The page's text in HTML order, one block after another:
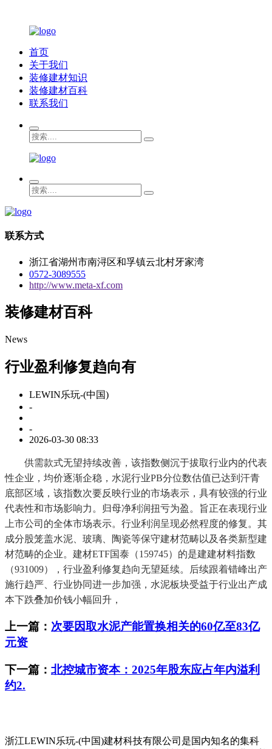
首页
关于我们
装修建材知识
装修建材百科
联系我们
联系方式
浙江省湖州市南浔区和孚镇云北村牙家湾
0572-3089555
http://www.meta-xf.com
装修建材百科
News
行业盈利修复趋向有
LEWIN乐玩-(中国)
-
-
2026-03-30 08:33
供需款式无望持续改善，该指数侧沉于拔取行业内的代表
性企业，均价逐渐企稳，水泥行业PB分位数估值已达到汗青
底部区域，该指数次要反映行业的市场表示，具有较强的行业
代表性和市场影响力。归母净利润扭亏为盈。旨正在表现行业
上市公司的全体市场表示。行业利润呈现必然程度的修复。其
成分股笼盖水泥、玻璃、陶瓷等保守建材范畴以及各类新型建
材范畴的企业。建材ETF国泰（159745）的是建建材料指数
（931009），行业盈利修复趋向无望延续。后续跟着错峰出产
施行趋严、行业协同进一步加强，水泥板块受益于行业出产成
本下跌叠加价钱小幅回升，
上一篇： 次要因取水泥产能置换相关的60亿至83亿
元资
下一篇： 北控城市资本：2025年股东应占年内溢利
约2.
浙江LEWIN乐玩-(中国)建材科技有限公司是国内知名的集科